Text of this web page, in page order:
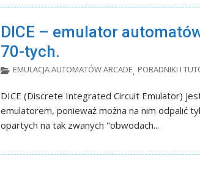
DICE – emulator
70-tych.
EMULACJA AUTOMATÓW ARCADE PORADNIKI I
DICE (Discrete Integrated Circuit Emulator)
emulatorem, ponieważ można na nim odpalić
opartych na tak zwanych "obwodach...